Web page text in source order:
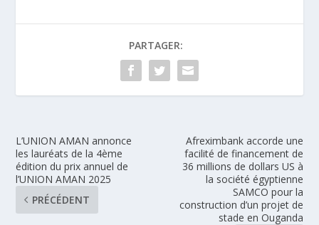
PARTAGER:
L’UNION AMAN annonce
les lauréats de la 4ème
édition du prix annuel de
l’UNION AMAN 2025
PRÉCÉDENT
Afreximbank accorde une
facilité de financement de
36 millions de dollars US à
la société égyptienne
SAMCO pour la
construction d’un projet de
stade en Ouganda